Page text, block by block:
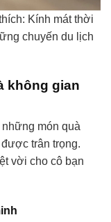
Kính mát thời
chuyến du lịch
không gian
món quà
trân trọng.
vời cho cô bạn